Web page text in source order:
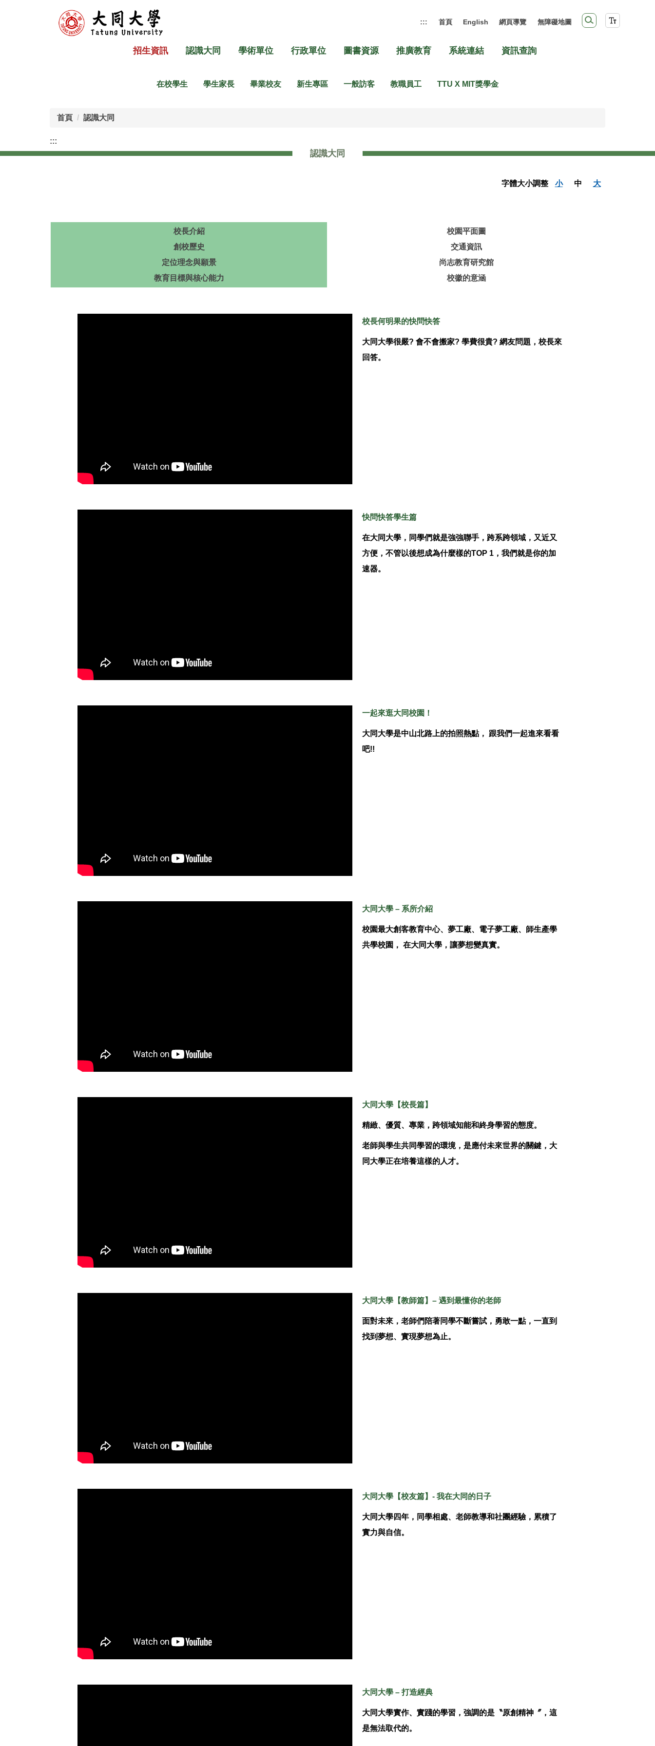
招生資訊 認識大同 學術單位 行政單位 圖書資源 推廣教育 系統連結 資訊查詢
::: 首頁 English 網頁導覽 無障礙地圖
在校學生 學生家長 畢業校友 新生專區 一般訪客 教職員工 TTU X MIT獎學金
首頁 認識大同
:::
認識大同
字體大小調整 小 中 大
校長介紹
創校歷史
定位理念與願景
教育目標與核心能力
校園平面圖
交通資訊
尚志教育研究館
校徽的意涵
校長何明果的快問快答
大同大學很嚴? 會不會搬家? 學費很貴? 網友問題，校長來
回答。
快問快答學生篇
在大同大學，同學們就是強強聯手，跨系跨領域，又近又
方便，不管以後想成為什麼樣的TOP 1，我們就是你的加
速器。
一起來逛大同校園 ！
大同大學是中山北路上的拍照熱點， 跟我們一起進來看看
吧!!
大同大學 – 系所介紹
校園最大創客教育中心、夢工廠、電子夢工廠、師生產學
共學校園， 在大同大學，讓夢想變真實。
大同大學【校長篇】
精緻、優質、專業，跨領域知能和終身學習的態度。
老師與學生共同學習的環境，是應付未來世界的關鍵，大
同大學正在培養這樣的人才。
大同大學 【教師篇】– 遇到最懂你的老師
面對未來，老師們陪著同學不斷嘗試，勇敢一點，一直到
找到夢想、實現夢想為止。
大同大學【校友篇】- 我在大同的日子
大同大學四年，同學相處、老師教導和社團經驗，累積了
實力與自信。
大同大學 – 打造經典
大同大學實作、實踐的學習，強調的是〝原創精神〞，這
是無法取代的。